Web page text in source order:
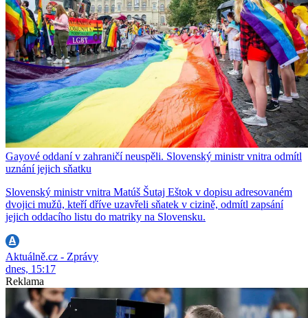
Gayové oddaní v zahraničí neuspěli. Slovenský ministr vnitra odmítl
uznání jejich sňatku
Slovenský ministr vnitra Matúš Šutaj Eštok v dopisu adresovaném
dvojici mužů, kteří dříve uzavřeli sňatek v cizině, odmítl zapsání
jejich oddacího listu do matriky na Slovensku.
Aktuálně.cz - Zprávy
dnes, 15:17
Reklama